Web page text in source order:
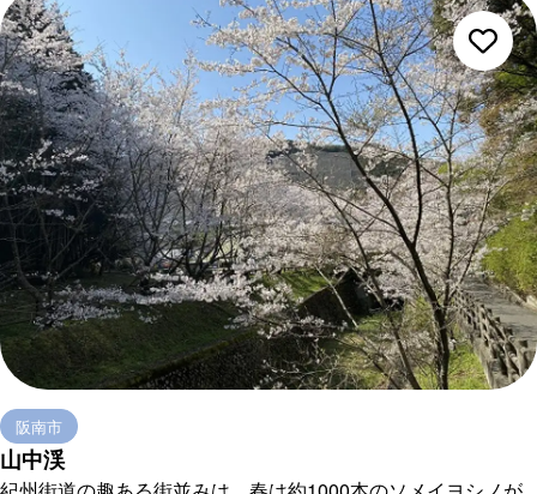
阪南市
山中渓